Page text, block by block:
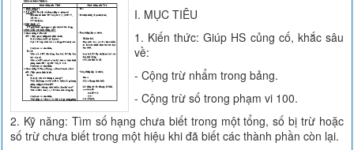
I. MỤC TIÊU
1. Kiến thức: Giúp HS củng cố, khắc sâu
về:
- Cộng trừ nhẩm trong bảng.
- Cộng trừ số trong phạm vi 100.
2. Kỹ năng: Tìm số hạng chưa biết trong một tổng, số bị trừ hoặc
số trừ chưa biết trong một hiệu khi đã biết các thành phần còn lại.